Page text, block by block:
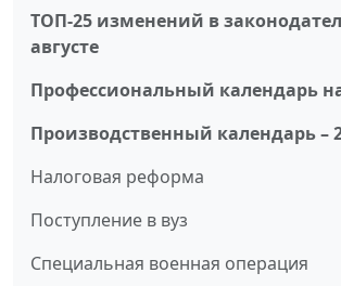
ТОП-25 изменений в
августе
Профессиональный календарь
Производственный календарь –
Налоговая реформа
Поступление в вуз
Специальная военная операция